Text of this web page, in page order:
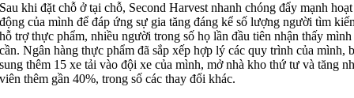
Sau khi đặt chỗ ở tại chỗ, Second Harvest nhanh chóng đẩy mạnh hoạt
động của mình để đáp ứng sự gia tăng đáng kể số lượng người tìm
hỗ trợ thực phẩm, nhiều người trong số họ lần đầu tiên nhận thấy mình
cần. Ngân hàng thực phẩm đã sắp xếp hợp lý các quy trình của mình,
sung thêm 15 xe tải vào đội xe của mình, mở nhà kho thứ tư và tăng
viên thêm gần 40%, trong số các thay đổi khác.